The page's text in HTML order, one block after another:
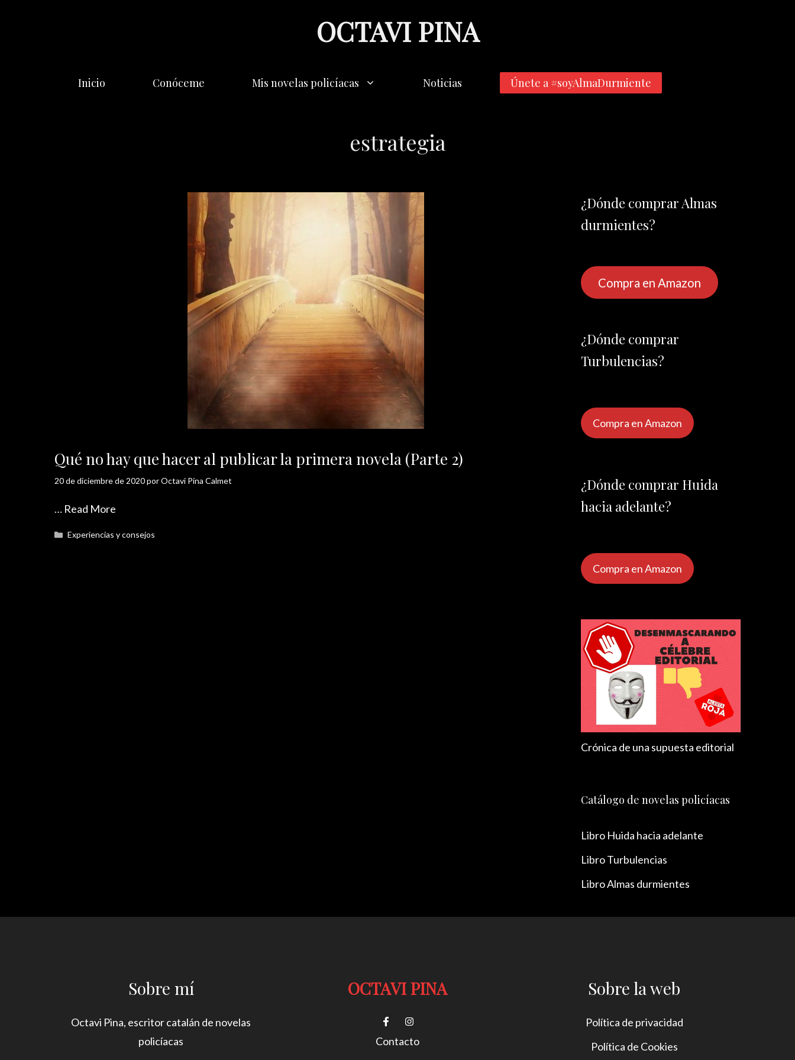
OCTAVI PINA
Inicio Conóceme Mis novelas policíacas Noticias Únete a #soyAlmaDurmiente
estrategia
Qué no hay que hacer al publicar la primera novela (Parte 2)
20 de diciembre de 2020porOctavi Pina Calmet
… Read More
Categorías
Experiencias y consejos
¿Dónde comprar Almas
durmientes?
Compra en Amazon
¿Dónde comprar
Turbulencias?
Compra en Amazon
¿Dónde comprar Huida
hacia adelante?
Compra en Amazon
Crónica de una supuesta editorial
Catálogo de novelas policíacas
Libro Huida hacia adelante
Libro Turbulencias
Libro Almas durmientes
Sobre mí
Octavi Pina, escritor catalán de novelas
policíacas
OCTAVI PINA
Contacto
Sobre la web
Política de privacidad
Política de Cookies